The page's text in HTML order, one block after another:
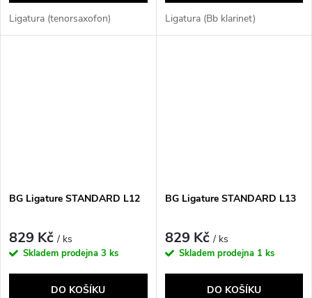
Ligatura (tenorsaxofon) Ligatura (Bb klarinet)
BG Ligature STANDARD L12
829 Kč/ ks
Skladem prodejna 3 ks
DO KOŠÍKU
BG Ligature STANDARD L13
829 Kč/ ks
Skladem prodejna 1 ks
DO KOŠÍKU